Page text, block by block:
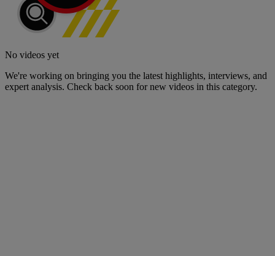
No videos yet
We're working on bringing you the latest highlights, interviews, and
expert analysis. Check back soon for new videos in this category.